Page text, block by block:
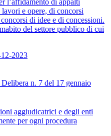
e opere, di concorsi
di idee e di concessioni.
del settore pubblico di cui
2023
n. 7 del 17 gennaio
aggiudicatrici e degli enti
per ogni procedura